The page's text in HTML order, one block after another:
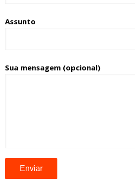
Assunto
Sua mensagem (opcional)